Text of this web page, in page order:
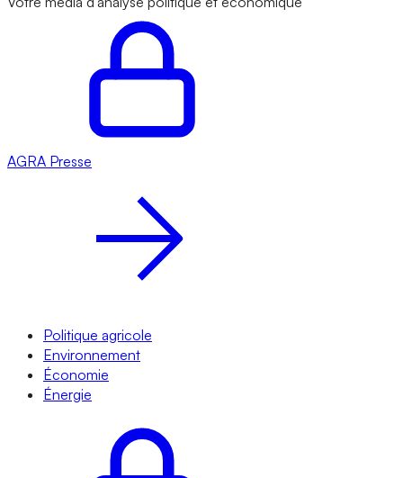
AGRA Presse
Politique agricole
Environnement
Économie
Énergie